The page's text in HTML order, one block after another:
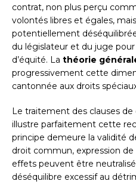
contrat, non plus perçu
volontés libres et égales,
potentiellement
du législateur et du juge
d’équité. La théorie
progressivement cette
cantonnée aux droits
Le traitement des clauses
illustre parfaitement cette
principe demeure la validité
droit commun, expression
effets peuvent être
déséquilibre excessif au